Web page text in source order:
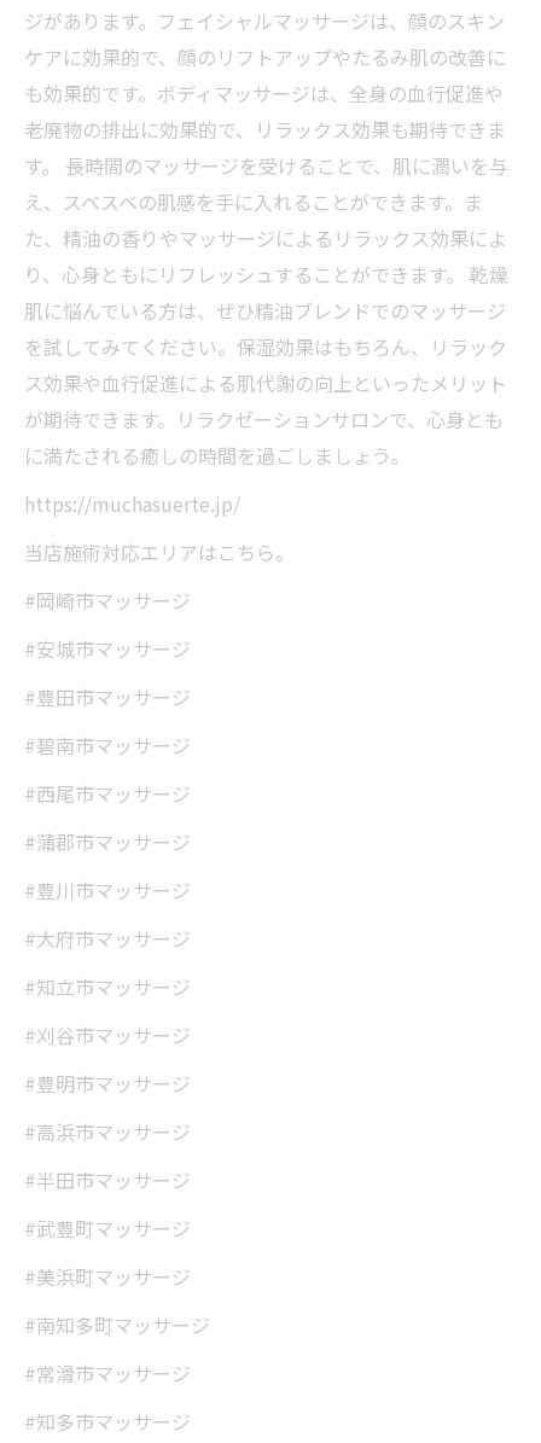
ジがあります。フェイシャルマッサージは、顔のスキン
ケアに効果的で、顔のリフトアップやたるみ肌の改善に
も効果的です。ボディマッサージは、全身の血行促進や
老廃物の排出に効果的で、リラックス効果も期待できま
す。 長時間のマッサージを受けることで、肌に潤いを与
え、スベスベの肌感を手に入れることができます。ま
た、精油の香りやマッサージによるリラックス効果によ
り、心身ともにリフレッシュすることができます。 乾燥
肌に悩んでいる方は、ぜひ精油ブレンドでのマッサージ
を試してみてください。保湿効果はもちろん、リラック
ス効果や血行促進による肌代謝の向上といったメリット
が期待できます。リラクゼーションサロンで、心身とも
に満たされる癒しの時間を過ごしましょう。
https://muchasuerte.jp/
当店施術対応エリアはこちら。
#岡崎市マッサージ
#安城市マッサージ
#豊田市マッサージ
#碧南市マッサージ
#西尾市マッサージ
#蒲郡市マッサージ
#豊川市マッサージ
#大府市マッサージ
#知立市マッサージ
#刈谷市マッサージ
#豊明市マッサージ
#高浜市マッサージ
#半田市マッサージ
#武豊町マッサージ
#美浜町マッサージ
#南知多町マッサージ
#常滑市マッサージ
#知多市マッサージ